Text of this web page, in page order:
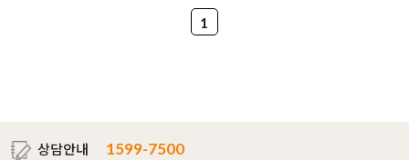
1
상담안내
1599-7500